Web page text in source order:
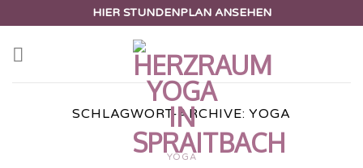
Inhalt
springen
HIER STUNDENPLAN ANSEHEN
SCHLAGWORT-ARCHIVE:YOGA
YOGA